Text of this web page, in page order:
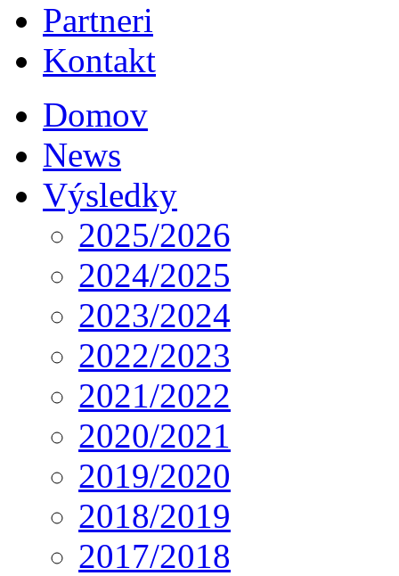
Partneri
Kontakt
Domov
News
Výsledky
2025/2026
2024/2025
2023/2024
2022/2023
2021/2022
2020/2021
2019/2020
2018/2019
2017/2018